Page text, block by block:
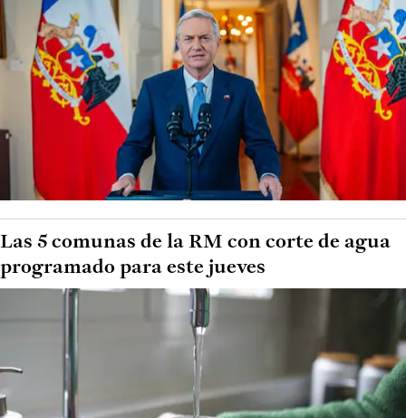
Las 5 comunas de la RM con corte de agua
programado para este jueves